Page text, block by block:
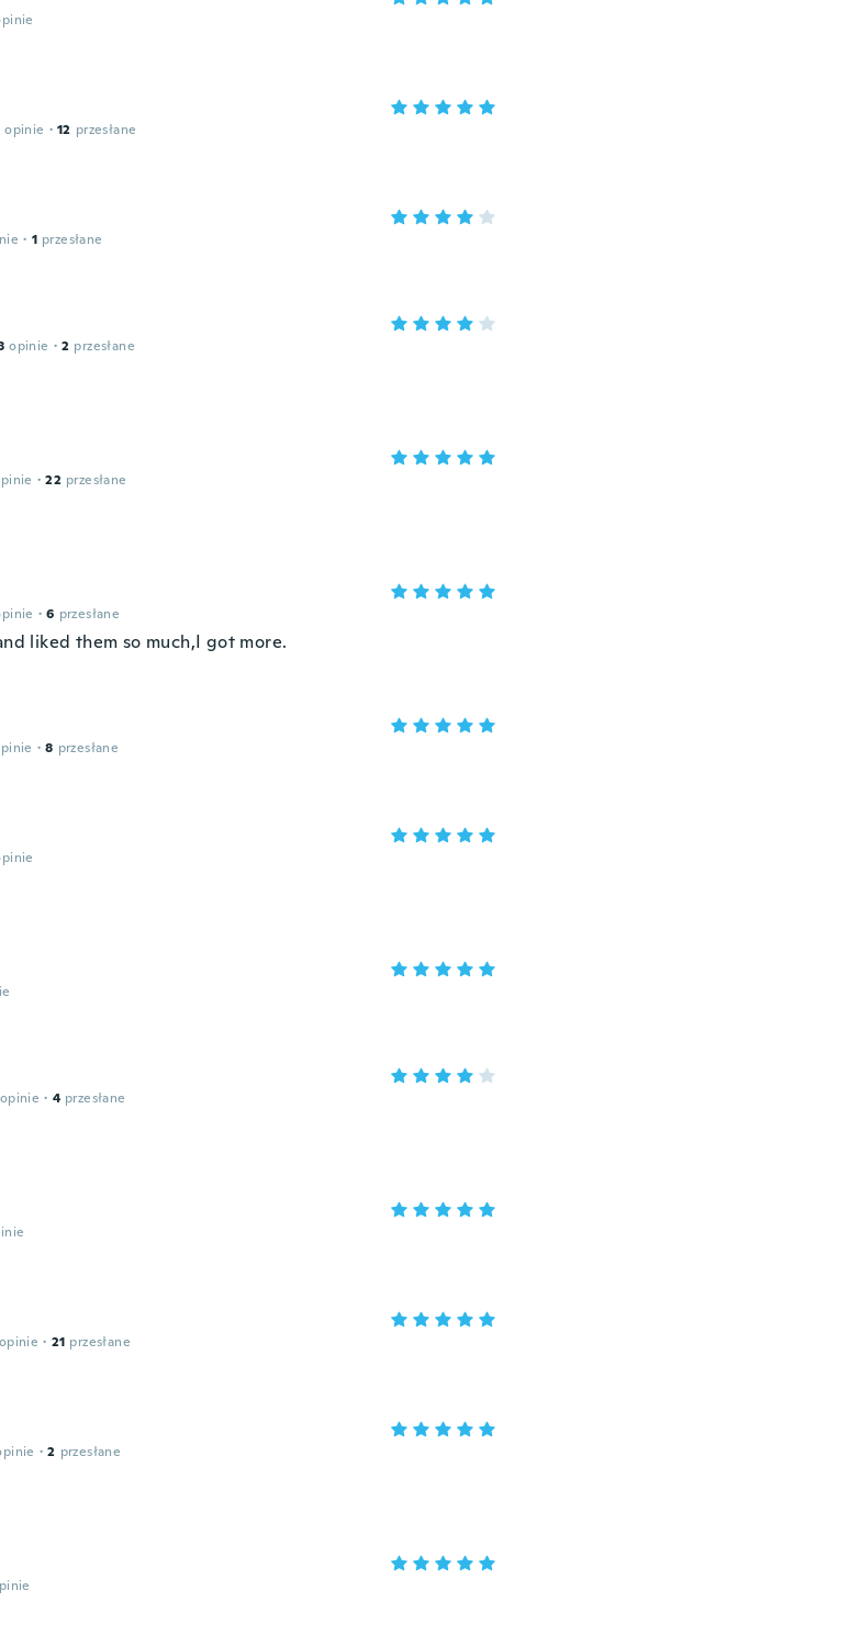
opinie · 12 przesłane
· 1 przesłane
opinie · 2 przesłane
· 22 przesłane
· 6 przesłane
liked them so much,I got more.
· 8 przesłane
opinie · 4 przesłane
opinie · 21 przesłane
· 2 przesłane